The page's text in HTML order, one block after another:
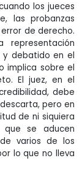
los jueces
las probanzas
de derecho.
y debatido en el
implica sobre el
El juez, en el
debe
pero en
de ni siquiera
que se aducen
varios de los
lo que no lleva